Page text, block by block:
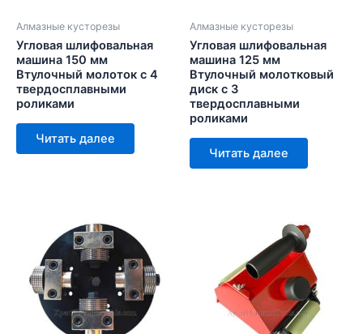
Алмазные кусторезы
Угловая шлифовальная
машина 150 мм
Втулочный молоток с 4
твердосплавными
роликами
Читать далее
Алмазные кусторезы
Угловая шлифовальная
машина 125 мм
Втулочный молотковый
диск с 3
твердосплавными
роликами
Читать далее